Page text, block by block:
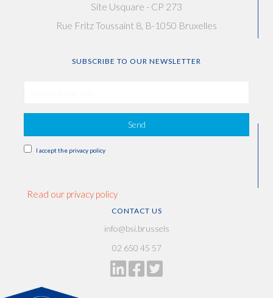
Site Usquare - CP 273
Rue Fritz Toussaint 8, B-1050 Bruxelles
SUBSCRIBE TO OUR NEWSLETTER
Send
I accept the privacy policy
Read our privacy policy
CONTACT US
info@bsi.brussels
02 650 45 57